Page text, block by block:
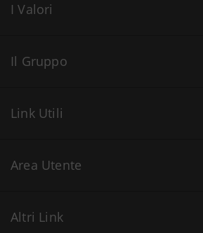
I Valori
Il Gruppo
Link Utili
Area Utente
Altri Link